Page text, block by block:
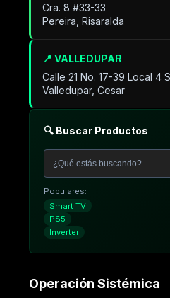
📍 VALLEDUPAR
Calle 21 No. 17-39 Local 4
Valledupar, Cesar
Cra. 8 #33-33
Pereira, Risaralda
🔍 Buscar Productos
Populares:
Smart TV
PS5
Inverter
Operación Sistémica